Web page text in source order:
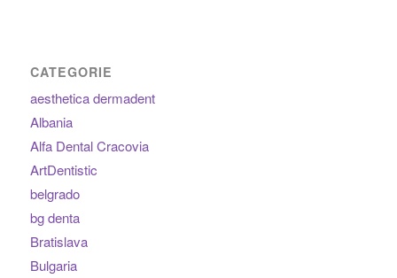
CATEGORIE
aesthetica dermadent
Albania
Alfa Dental Cracovia
ArtDentistic
belgrado
bg denta
Bratislava
Bulgaria